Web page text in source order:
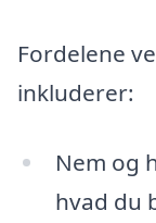
Fordelene
inkluderer:
Nem og
hvad du